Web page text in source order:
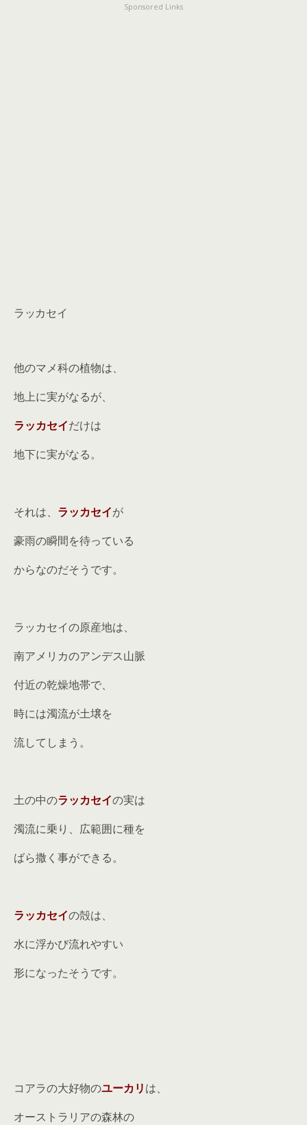
Sponsored Links
ラッカセイ
他のマメ科の植物は、
地上に実がなるが、
ラッカセイだけは
地下に実がなる。
それは、 ラッカセイが
豪雨の瞬間を待っている
からなのだそうです。
ラッカセイの原産地は、
南アメリカのアンデス山脈
付近の乾燥地帯で、
時には濁流が土壌を
流してしまう。
土の中のラッカセイの実は
濁流に乗り、広範囲に種を
ばら撒く事ができる。
ラッカセイの殻は、
水に浮かび流れやすい
形になったそうです。
コアラの大好物のユーカリは、
オーストラリアの森林の